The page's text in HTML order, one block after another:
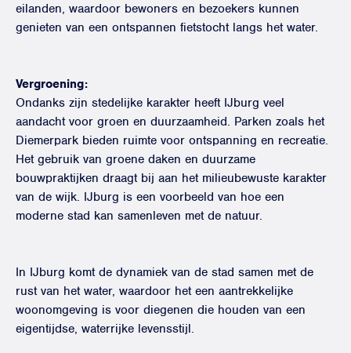
eilanden, waardoor bewoners en bezoekers kunnen
genieten van een ontspannen fietstocht langs het water.
Vergroening:
Ondanks zijn stedelijke karakter heeft IJburg veel
aandacht voor groen en duurzaamheid. Parken zoals het
Diemerpark bieden ruimte voor ontspanning en recreatie.
Het gebruik van groene daken en duurzame
bouwpraktijken draagt bij aan het milieubewuste karakter
van de wijk. IJburg is een voorbeeld van hoe een
moderne stad kan samenleven met de natuur.
In IJburg komt de dynamiek van de stad samen met de
rust van het water, waardoor het een aantrekkelijke
woonomgeving is voor diegenen die houden van een
eigentijdse, waterrijke levensstijl.